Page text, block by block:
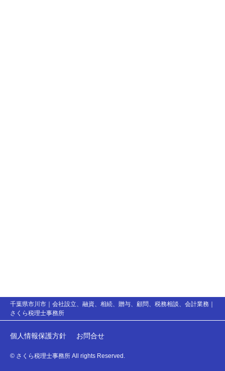
千葉県市川市｜会社設立、融資、相続、贈与、顧問、税務相談、会計業務｜
さくら税理士事務所
個人情報保護方針 お問合せ
© さくら税理士事務所 All rights Reserved.